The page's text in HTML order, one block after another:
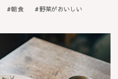
朝食
野菜がおいしい